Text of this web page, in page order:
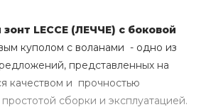
LECCE (ЛЕЧЧЕ) с боковой
куполом с воланами - одно из
представленных на
качеством и прочностью
сборки и эксплуатацией.